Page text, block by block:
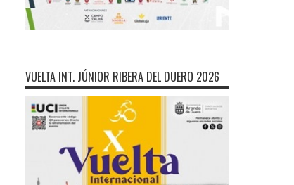
VUELTA INT. JÚNIOR RIBERA DEL DUERO 2026